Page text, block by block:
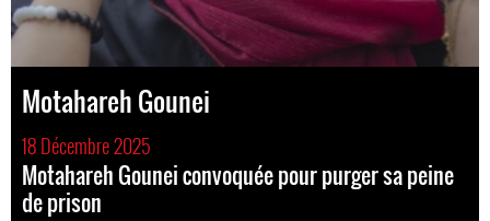
Motahareh Gounei
18 Décembre 2025
Motahareh Gounei convoquée pour purger sa peine
de prison